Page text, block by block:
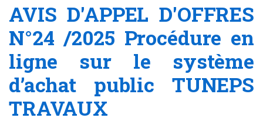
AVIS D'APPEL D'OFFRES
N°24 /2025 Procédure en
ligne sur le système
d’achat public TUNEPS
TRAVAUX